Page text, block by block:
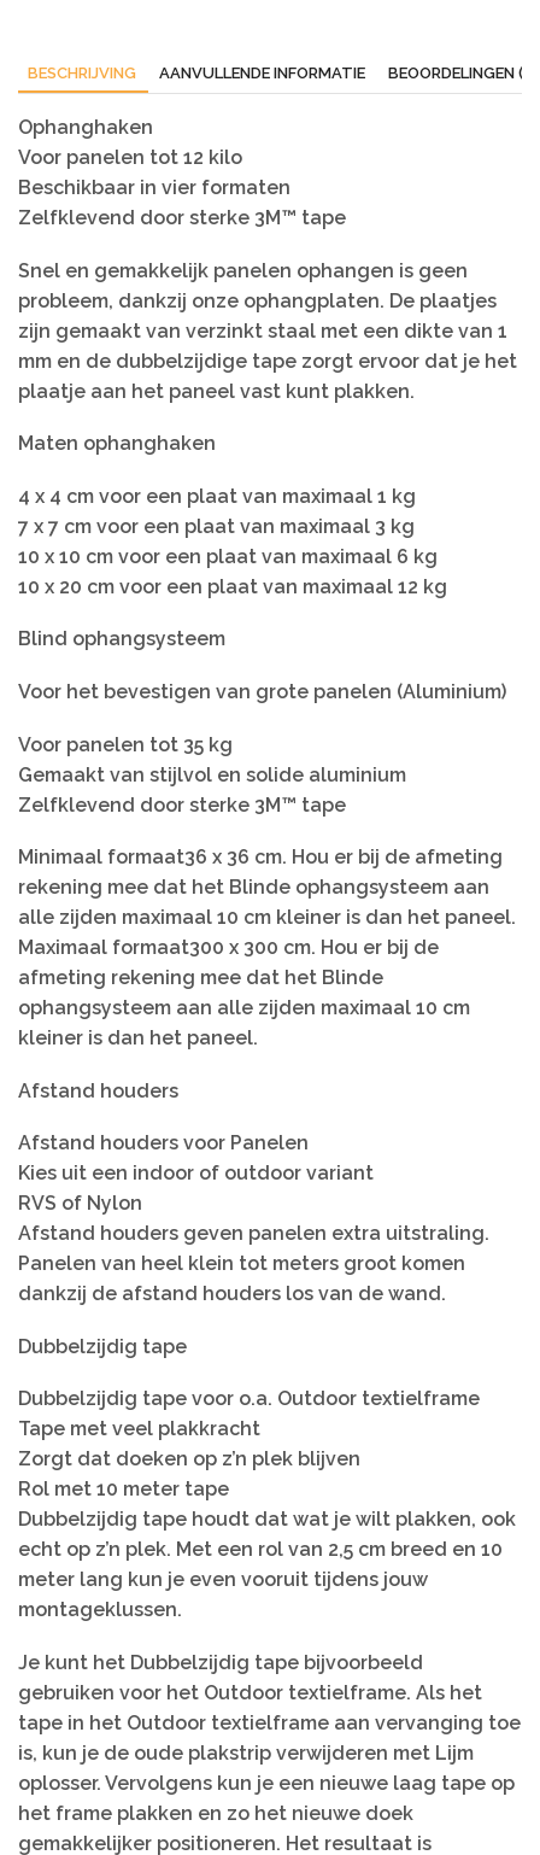
BESCHRIJVING AANVULLENDE INFORMATIE BEOORDELINGEN (0)
Ophanghaken
Voor panelen tot 12 kilo
Beschikbaar in vier formaten
Zelfklevend door sterke 3M™ tape
Snel en gemakkelijk panelen ophangen is geen
probleem, dankzij onze ophangplaten. De plaatjes
zijn gemaakt van verzinkt staal met een dikte van 1
mm en de dubbelzijdige tape zorgt ervoor dat je het
plaatje aan het paneel vast kunt plakken.
Maten ophanghaken
4 x 4 cm voor een plaat van maximaal 1 kg
7 x 7 cm voor een plaat van maximaal 3 kg
10 x 10 cm voor een plaat van maximaal 6 kg
10 x 20 cm voor een plaat van maximaal 12 kg
Blind ophangsysteem
Voor het bevestigen van grote panelen (Aluminium)
Voor panelen tot 35 kg
Gemaakt van stijlvol en solide aluminium
Zelfklevend door sterke 3M™ tape
Minimaal formaat36 x 36 cm. Hou er bij de afmeting
rekening mee dat het Blinde ophangsysteem aan
alle zijden maximaal 10 cm kleiner is dan het paneel.
Maximaal formaat300 x 300 cm. Hou er bij de
afmeting rekening mee dat het Blinde
ophangsysteem aan alle zijden maximaal 10 cm
kleiner is dan het paneel.
Afstand houders
Afstand houders voor Panelen
Kies uit een indoor of outdoor variant
RVS of Nylon
Afstand houders geven panelen extra uitstraling.
Panelen van heel klein tot meters groot komen
dankzij de afstand houders los van de wand.
Dubbelzijdig tape
Dubbelzijdig tape voor o.a. Outdoor textielframe
Tape met veel plakkracht
Zorgt dat doeken op z’n plek blijven
Rol met 10 meter tape
Dubbelzijdig tape houdt dat wat je wilt plakken, ook
echt op z’n plek. Met een rol van 2,5 cm breed en 10
meter lang kun je even vooruit tijdens jouw
montageklussen.
Je kunt het Dubbelzijdig tape bijvoorbeeld
gebruiken voor het Outdoor textielframe. Als het
tape in het Outdoor textielframe aan vervanging toe
is, kun je de oude plakstrip verwijderen met Lijm
oplosser. Vervolgens kun je een nieuwe laag tape op
het frame plakken en zo het nieuwe doek
gemakkelijker positioneren. Het resultaat is